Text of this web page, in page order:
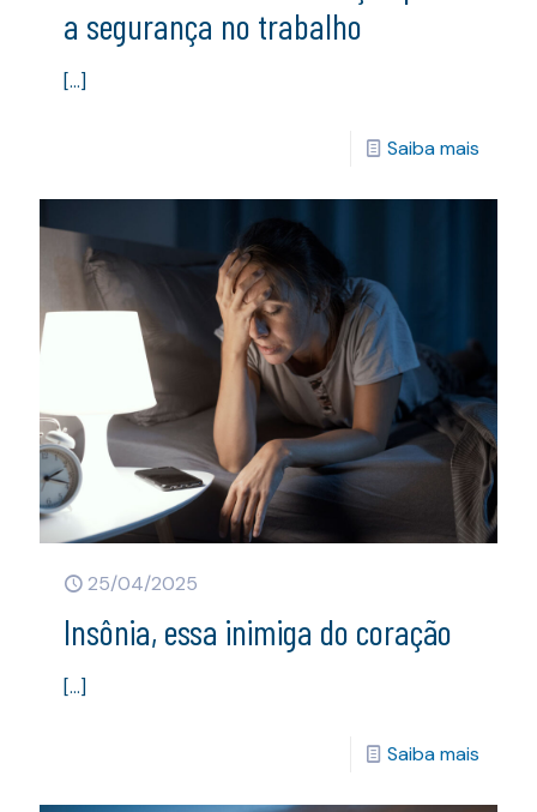
a segurança no trabalho
[…]
Saiba mais
25/04/2025
Insônia, essa inimiga do coração
[…]
Saiba mais